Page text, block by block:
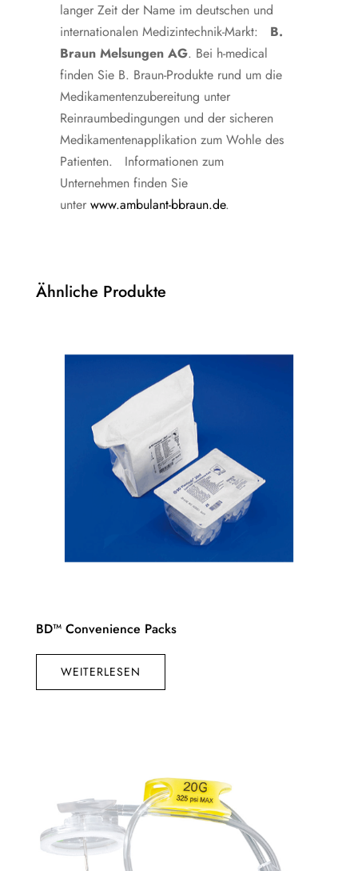
langer Zeit der Name im deutschen und
internationalen Medizintechnik-Markt: B.
Braun Melsungen AG. Bei h-medical
finden Sie B. Braun-Produkte rund um die
Medikamentenzubereitung unter
Reinraumbedingungen und der sicheren
Medikamentenapplikation zum Wohle des
Patienten. Informationen zum
Unternehmen finden Sie
unter www.ambulant-bbraun.de.
Ähnliche Produkte
BD™ Convenience Packs
WEITERLESEN